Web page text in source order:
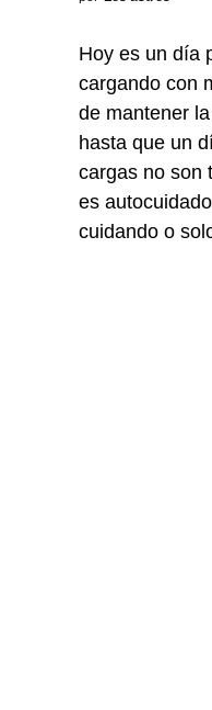
Hoy es un día
cargando con
de mantener
hasta que un
cargas no son
es
cuidando o